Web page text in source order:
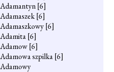
Adamantyn[6]
Adamaszek[6]
Adamaszkowy[6]
Adamita[6]
Adamow[6]
Adamowa szpilka[6]
Adamowy